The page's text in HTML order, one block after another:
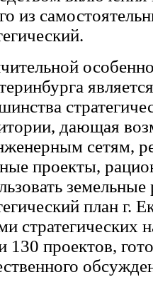
из
дающая
сетям,
проекты,
план г.
стратегических
130 проектов,